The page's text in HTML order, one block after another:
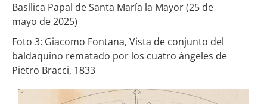
Basílica Papal de Santa María la Mayor (25 de
mayo de 2025)
Foto 3: Giacomo Fontana, Vista de conjunto del
baldaquino rematado por los cuatro ángeles de
Pietro Bracci, 1833